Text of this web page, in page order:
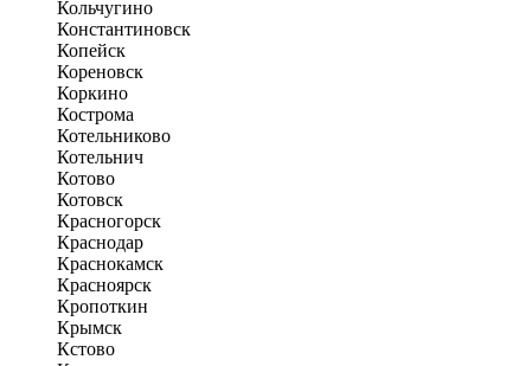
Кольчугино
Константиновск
Копейск
Кореновск
Коркино
Кострома
Котельниково
Котельнич
Котово
Котовск
Красногорск
Краснодар
Краснокамск
Красноярск
Кропоткин
Крымск
Кстово